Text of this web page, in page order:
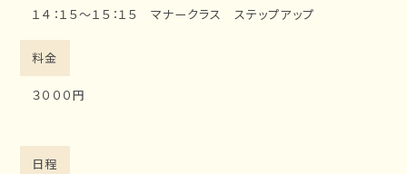
１４：１５～１５：１５ マナークラス ステップアップ
料金
３０００円
日程